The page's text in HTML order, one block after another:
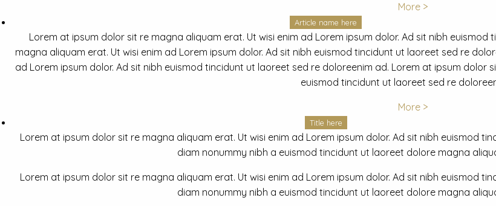
More >
Article name here
Lorem at ipsum dolor sit re magna aliquam erat. Ut wisi enim ad Lorem ipsum dolor. Ad sit nibh
magna aliquam erat. Ut wisi enim ad Lorem ipsum dolor. Ad sit nibh euismod tincidunt ut laoreet sed re
ad Lorem ipsum dolor. Ad sit nibh euismod tincidunt ut laoreet sed re doloreenim ad. Lorem at ipsum dolor
euismod tincidunt ut laoreet sed re
More >
Title here
Lorem at ipsum dolor sit re magna aliquam erat. Ut wisi enim ad Lorem ipsum dolor. Ad sit nibh euismod
diam nonummy nibh a euismod tincidunt ut laoreet dolore magna
Lorem at ipsum dolor sit re magna aliquam erat. Ut wisi enim ad Lorem ipsum dolor. Ad sit nibh euismod
diam nonummy nibh a euismod tincidunt ut laoreet dolore magna